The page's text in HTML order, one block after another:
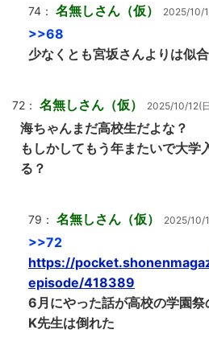
74： 名無しさん（仮） 2025/10/
>>68
少なくとも宮坂さんよりは似
72： 名無しさん（仮） 2025/10/12(
海ちゃんまだ高校生だよな？
もしかしてもう年またいで大学
る？
79： 名無しさん（仮） 2025/10/
>>72
https://
episode/418389
6月にやった話が高校の学園祭
K先生は倒れた